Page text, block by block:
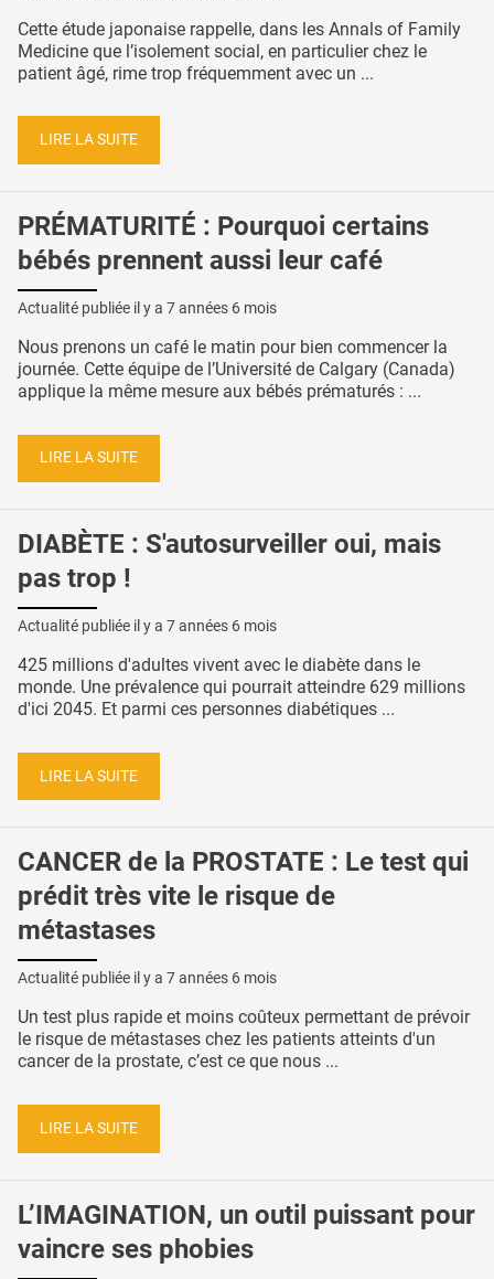
Cette étude japonaise rappelle, dans les Annals of Family
Medicine que l’isolement social, en particulier chez le
patient âgé, rime trop fréquemment avec un ...
LIRE LA SUITE
PRÉMATURITÉ : Pourquoi certains
bébés prennent aussi leur café
Actualité publiée il y a 7 années 6 mois
Nous prenons un café le matin pour bien commencer la
journée. Cette équipe de l’Université de Calgary (Canada)
applique la même mesure aux bébés prématurés : ...
LIRE LA SUITE
DIABÈTE : S'autosurveiller oui, mais
pas trop !
Actualité publiée il y a 7 années 6 mois
425 millions d'adultes vivent avec le diabète dans le
monde. Une prévalence qui pourrait atteindre 629 millions
d'ici 2045. Et parmi ces personnes diabétiques ...
LIRE LA SUITE
CANCER de la PROSTATE : Le test qui
prédit très vite le risque de
métastases
Actualité publiée il y a 7 années 6 mois
Un test plus rapide et moins coûteux permettant de prévoir
le risque de métastases chez les patients atteints d'un
cancer de la prostate, c’est ce que nous ...
LIRE LA SUITE
L’IMAGINATION, un outil puissant pour
vaincre ses phobies